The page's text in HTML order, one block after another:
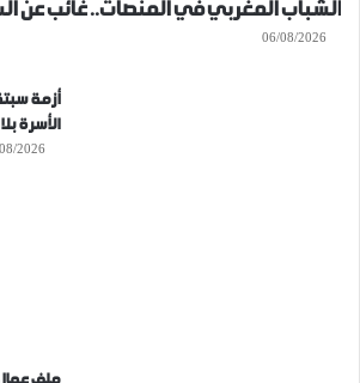
الشباب المغربي في المنصات.. غائب عن
06/08/2026
أزمة
الأسرة
2026